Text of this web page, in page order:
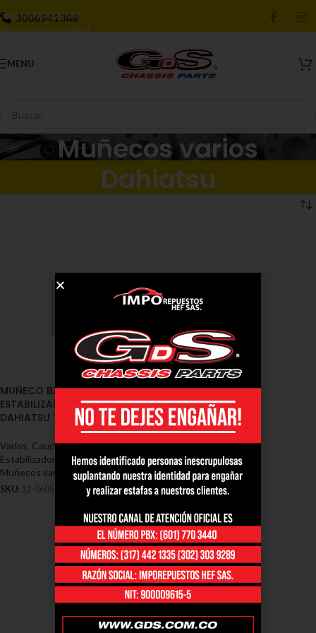
Skip to navigation
Skip to main content
3006941388
MENU
Muñecos varios
Dahiatsu
MUÑECO BARRA
ESTABILIZADORA TRASERA
DAHIATSU TERIOS OKI
Varios Cauchos / Muñecos
Estabilizadoras / Soportes - Varios,
Muñecos varios Dahiatsu
SKU: 12-0605